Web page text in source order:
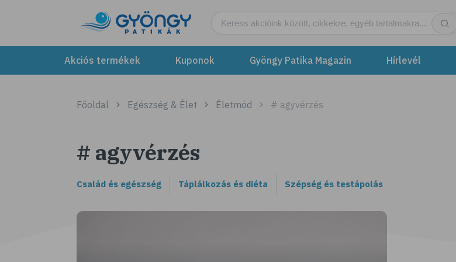
Akciós termékek Kuponok Gyöngy Patika Magazin Hírlevél
Főoldal Egészség & Élet Életmód # agyvérzés
# agyvérzés
Család és egészség Táplálkozás és diéta Szépség és testápolás